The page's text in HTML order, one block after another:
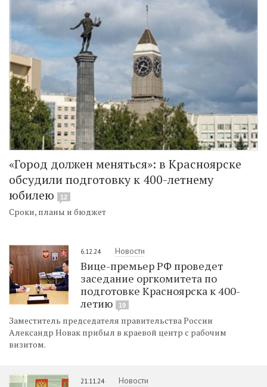
«Город должен меняться»: в Красноярске
обсудили подготовку к 400-летнему
юбилею
12
Сроки, планы и бюджет
6.12.24 Новости
Вице-премьер РФ проведет
заседание оргкомитета по
подготовке Красноярска к 400-
летию
19
Заместитель председателя правительства России
Александр Новак прибыл в краевой центр с рабочим
визитом.
21.11.24 Новости